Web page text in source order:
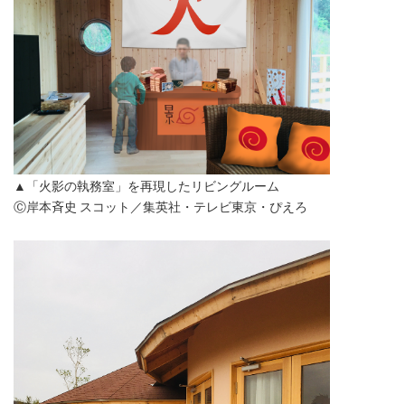
▲「火影の執務室」を再現したリビングルーム
Ⓒ岸本斉史 スコット／集英社・テレビ東京・ぴえろ